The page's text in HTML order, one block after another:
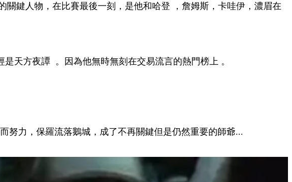
，在比賽最後一刻，是他和哈登 ，詹姆斯，卡哇伊 ，濃眉在
經是天方夜譚  。因為他無時無刻在交易流言的熱門榜上 。
努力，保羅流落鵝城 ，成了不再關鍵但是仍然重要的師爺...